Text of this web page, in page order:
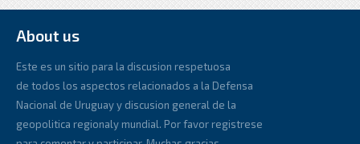
About us
Este es un sitio para la discusion respetuosa
de todos los aspectos relacionados a la Defensa
Nacional de Uruguay y discusion general de la
geopolitica regionaly mundial. Por favor registrese